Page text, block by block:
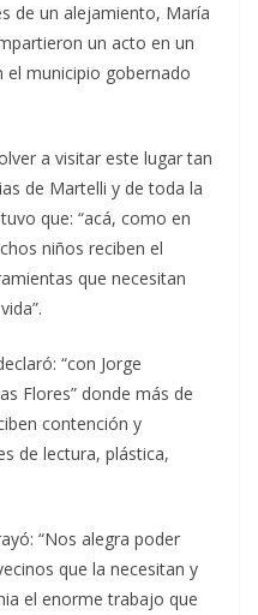
de un alejamiento, María
un acto en un
el municipio gobernado
a visitar este lugar tan
de Martelli y de toda la
que: “acá, como en
niños reciben el
que necesitan
“con Jorge
Flores” donde más de
contención y
de lectura, plástica,
“Nos alegra poder
que la necesitan y
el enorme trabajo que